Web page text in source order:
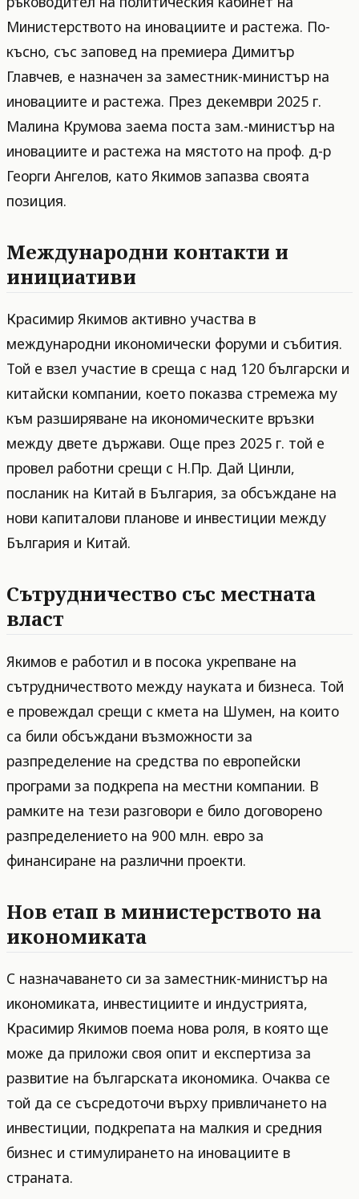
Министерството на иновациите и растежа. По-
късно, със заповед на премиера Димитър
Главчев, е назначен за заместник-министър на
иновациите и растежа. През декември 2025 г.
Малина Крумова заема поста зам.-министър на
иновациите и растежа на мястото на проф. д-р
Георги Ангелов, като Якимов запазва своята
позиция.
Международни контакти и
инициативи
Красимир Якимов активно участва в
международни икономически форуми и събития.
Той е взел участие в среща с над 120 български и
китайски компании, което показва стремежа му
към разширяване на икономическите връзки
между двете държави. Още през 2025 г. той е
провел работни срещи с Н.Пр. Дай Цинли,
посланик на Китай в България, за обсъждане на
нови капиталови планове и инвестиции между
България и Китай.
Сътрудничество със местната
власт
Якимов е работил и в посока укрепване на
сътрудничеството между науката и бизнеса. Той
е провеждал срещи с кмета на Шумен, на които
са били обсъждани възможности за
разпределение на средства по европейски
програми за подкрепа на местни компании. В
рамките на тези разговори е било договорено
разпределението на 900 млн. евро за
финансиране на различни проекти.
Нов етап в министерството на
икономиката
С назначаването си за заместник-министър на
икономиката, инвестициите и индустрията,
Красимир Якимов поема нова роля, в която ще
може да приложи своя опит и експертиза за
развитие на българската икономика. Очаква се
той да се съсредоточи върху привличането на
инвестиции, подкрепата на малкия и средния
бизнес и стимулирането на иновациите в
страната.